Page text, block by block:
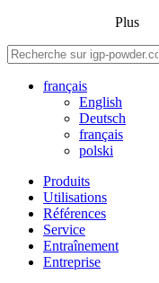
Plus
français
English
Deutsch
français
polski
Produits
Utilisations
Références
Service
Entraînement
Entreprise